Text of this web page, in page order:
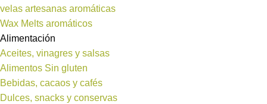
velas artesanas aromáticas
Wax Melts aromáticos
Alimentación
Aceites, vinagres y salsas
Alimentos Sin gluten
Bebidas, cacaos y cafés
Dulces, snacks y conservas